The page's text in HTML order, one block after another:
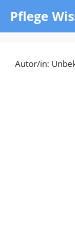
Inhalt
springen
Pflege
Autor/in: